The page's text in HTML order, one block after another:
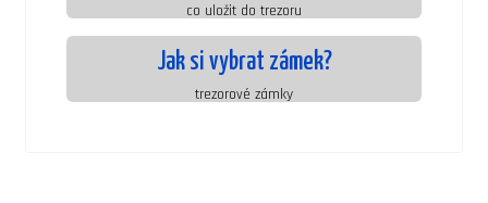
co uložit do trezoru
Jak si vybrat zámek?
trezorové zámky